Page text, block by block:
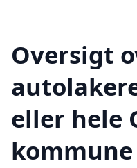
Oversigt
eller hele
kommune